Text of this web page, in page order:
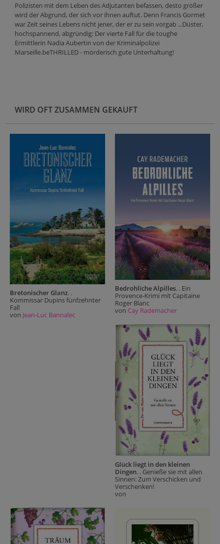
Polizisten mit dem Leben des Adjutanten befassen, desto größer
wird der Abgrund, der sich vor ihnen auftut. Denn Francis Gormet
war Zeit seines Lebens nicht jener, der er zu sein vorgab ...Düster,
hochspannend, abgründig: Der vierte Fall für die toughe
Ermittlerin Nadia Aubertin von der Kriminalpolizei
Marseille.beTHRILLED - mörderisch gute Unterhaltung!
WIRD OFT ZUSAMMEN GEKAUFT
Bretonischer Glanz. .
Kommissar Dupins fünfzehnter
Fall
von Jean-Luc Bannalec
Bedrohliche Alpilles. . Ein
Provence-Krimi mit Capitaine
Roger Blanc
von Cay Rademacher
Glück liegt in den kleinen
Dingen. . Genieße sie mit allen
Sinnen: Zum Verschicken und
Verschenken!
von